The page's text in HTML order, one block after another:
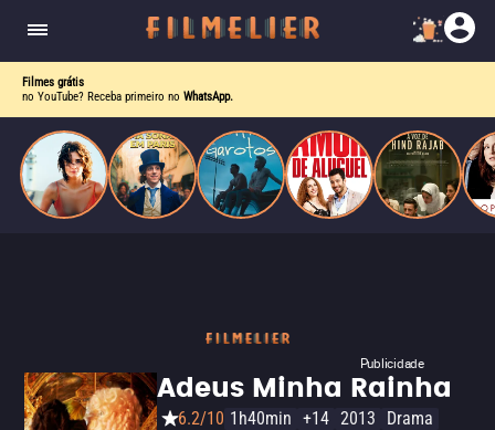
Filmes grátis
no YouTube? Receba primeiro no WhatsApp.
Publicidade
Adeus Minha Rainha
6.2/10 1h40min +14 2013
Drama
escrevia e a vida real começa a desaparecer.